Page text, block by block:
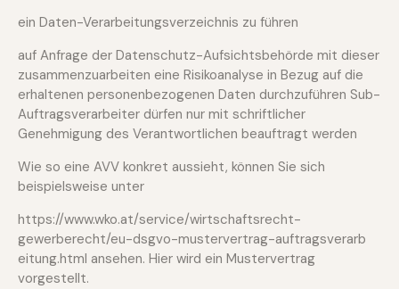
ein Daten-Verarbeitungsverzeichnis zu führen
auf Anfrage der Datenschutz-Aufsichtsbehörde mit dieser
zusammenzuarbeiten eine Risikoanalyse in Bezug auf die
erhaltenen personenbezogenen Daten durchzuführen Sub-
Auftragsverarbeiter dürfen nur mit schriftlicher
Genehmigung des Verantwortlichen beauftragt werden
Wie so eine AVV konkret aussieht, können Sie sich
beispielsweise unter
https://www.wko.at/service/wirtschaftsrecht-
gewerberecht/eu-dsgvo-mustervertrag-auftragsverarb
eitung.html ansehen. Hier wird ein Mustervertrag
vorgestellt.